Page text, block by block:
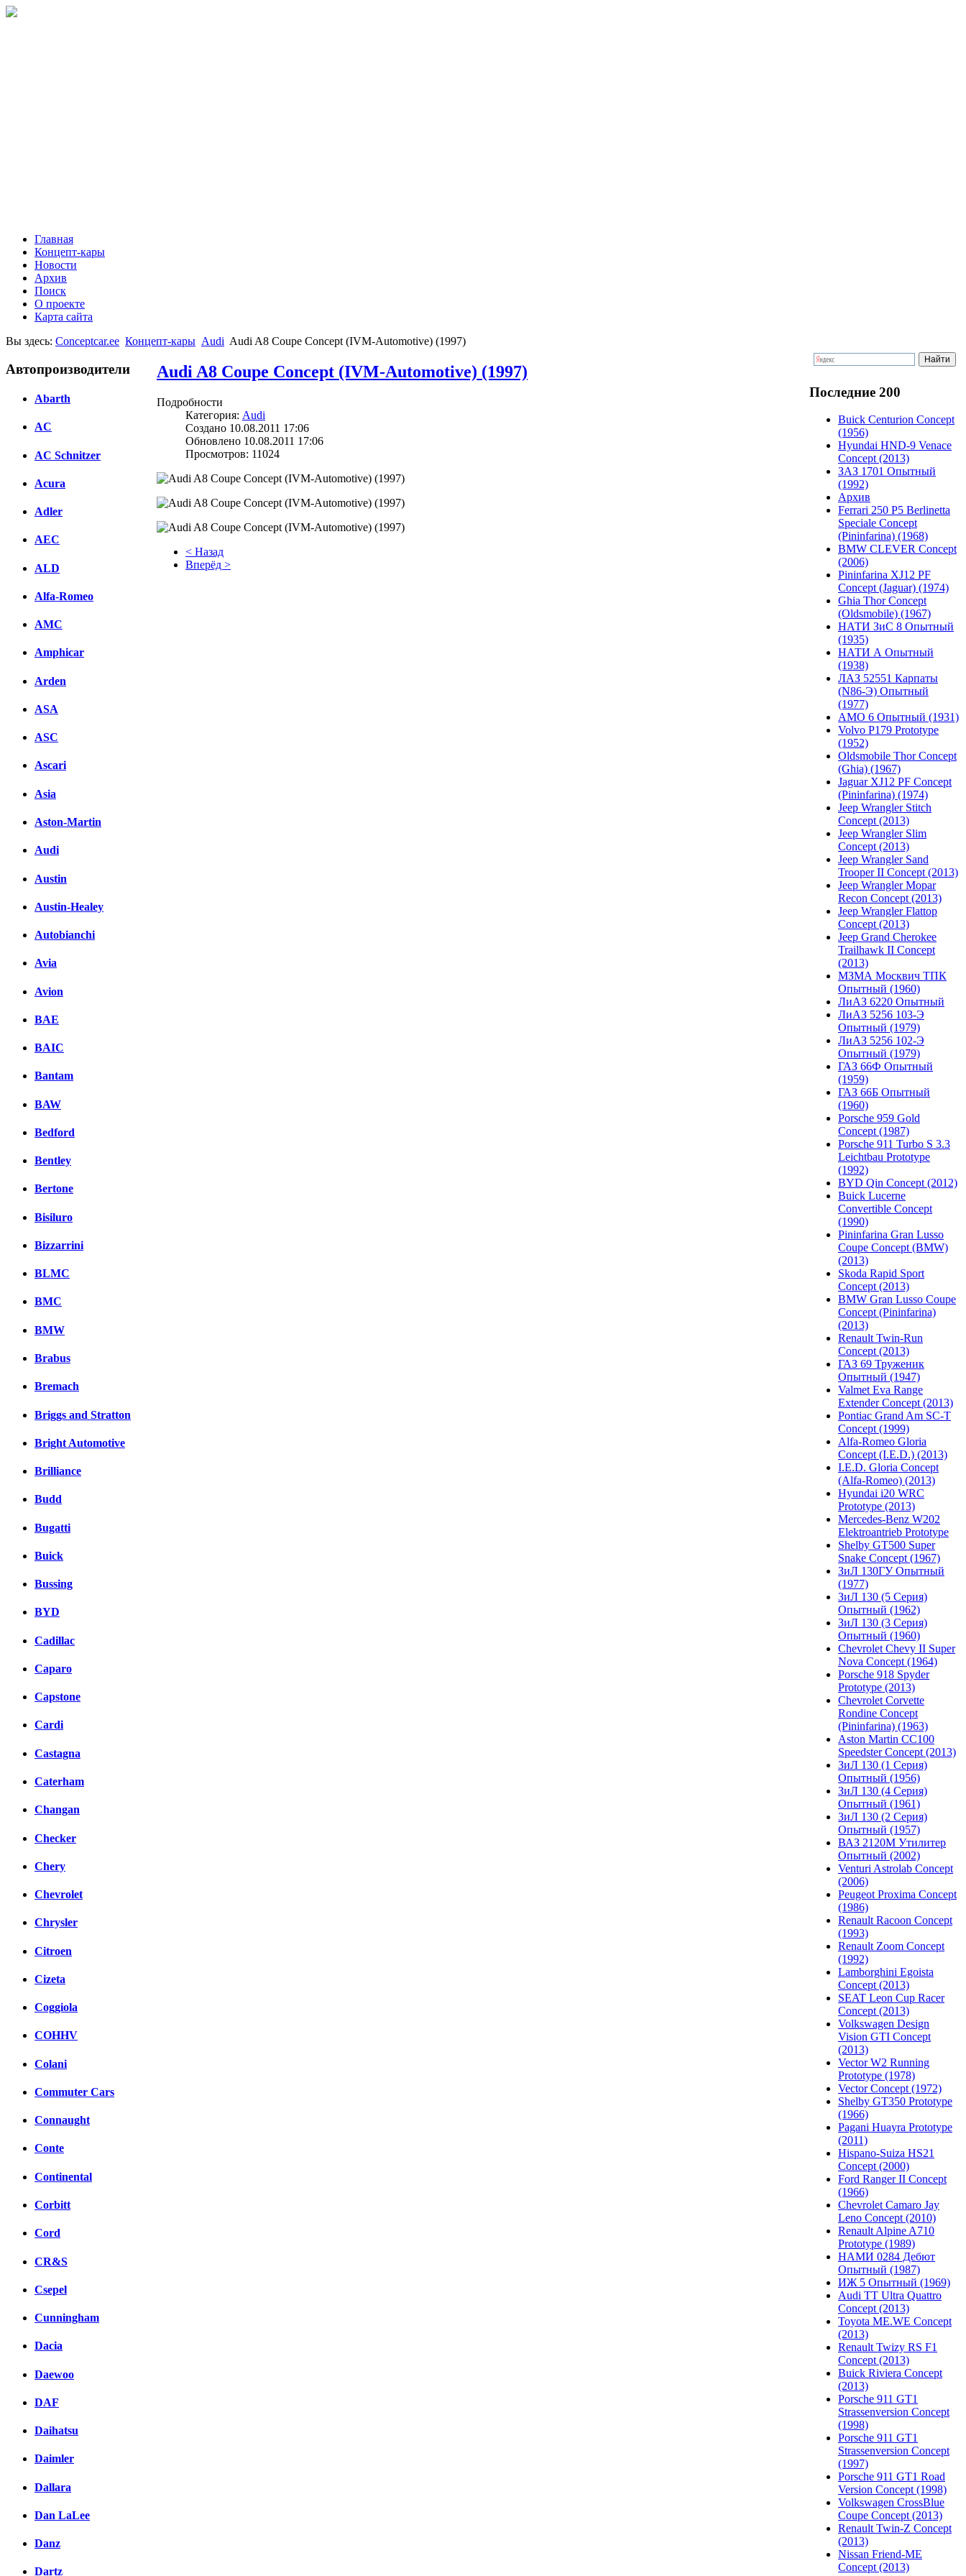
Главная
Концепт-кары
Новости
Архив
Поиск
О проекте
Карта сайта
Вы здесь: Conceptcar.ee Концепт-кары Audi Audi A8 Coupe Concept (IVM-Automotive) (1997)
Автопроизводители
Abarth
AC
AC Schnitzer
Acura
Adler
AEC
ALD
Alfa-Romeo
AMC
Amphicar
Arden
ASA
ASC
Ascari
Asia
Aston-Martin
Audi
Austin
Austin-Healey
Autobianchi
Avia
Avion
BAE
BAIC
Bantam
BAW
Bedford
Bentley
Bertone
Bisiluro
Bizzarrini
BLMC
BMC
BMW
Brabus
Bremach
Briggs and Stratton
Bright Automotive
Brilliance
Budd
Bugatti
Buick
Bussing
BYD
Cadillac
Caparo
Capstone
Cardi
Castagna
Caterham
Changan
Checker
Chery
Chevrolet
Chrysler
Citroen
Cizeta
Coggiola
COHHV
Colani
Commuter Cars
Connaught
Conte
Continental
Corbitt
Cord
CR&S
Csepel
Cunningham
Dacia
Daewoo
DAF
Daihatsu
Daimler
Dallara
Dan LaLee
Danz
Dartz
Audi A8 Coupe Concept (IVM-Automotive) (1997)
Подробности
Категория: Audi
Создано 10.08.2011 17:06
Обновлено 10.08.2011 17:06
Просмотров: 11024
< Назад
Вперёд >
Последние 200
Buick Centurion Concept
(1956)
Hyundai HND-9 Venace
Concept (2013)
ЗАЗ 1701 Опытный
(1992)
Архив
Ferrari 250 P5 Berlinetta
Speciale Concept
(Pininfarina) (1968)
BMW CLEVER Concept
(2006)
Pininfarina XJ12 PF
Concept (Jaguar) (1974)
Ghia Thor Concept
(Oldsmobile) (1967)
НАТИ ЗиС 8 Опытный
(1935)
НАТИ А Опытный
(1938)
ЛАЗ 52551 Карпаты
(N86-Э) Опытный
(1977)
АМО 6 Опытный (1931)
Volvo P179 Prototype
(1952)
Oldsmobile Thor Concept
(Ghia) (1967)
Jaguar XJ12 PF Concept
(Pininfarina) (1974)
Jeep Wrangler Stitch
Concept (2013)
Jeep Wrangler Slim
Concept (2013)
Jeep Wrangler Sand
Trooper II Concept (2013)
Jeep Wrangler Mopar
Recon Concept (2013)
Jeep Wrangler Flattop
Concept (2013)
Jeep Grand Cherokee
Trailhawk II Concept
(2013)
МЗМА Москвич ТПК
Опытный (1960)
ЛиАЗ 6220 Опытный
ЛиАЗ 5256 103-Э
Опытный (1979)
ЛиАЗ 5256 102-Э
Опытный (1979)
ГАЗ 66Ф Опытный
(1959)
ГАЗ 66Б Опытный
(1960)
Porsche 959 Gold
Concept (1987)
Porsche 911 Turbo S 3.3
Leichtbau Prototype
(1992)
BYD Qin Concept (2012)
Buick Lucerne
Convertible Concept
(1990)
Pininfarina Gran Lusso
Coupe Concept (BMW)
(2013)
Skoda Rapid Sport
Concept (2013)
BMW Gran Lusso Coupe
Concept (Pininfarina)
(2013)
Renault Twin-Run
Concept (2013)
ГАЗ 69 Труженик
Опытный (1947)
Valmet Eva Range
Extender Concept (2013)
Pontiac Grand Am SC-T
Concept (1999)
Alfa-Romeo Gloria
Concept (I.E.D.) (2013)
I.E.D. Gloria Concept
(Alfa-Romeo) (2013)
Hyundai i20 WRC
Prototype (2013)
Mercedes-Benz W202
Elektroantrieb Prototype
Shelby GT500 Super
Snake Concept (1967)
ЗиЛ 130ГУ Опытный
(1977)
ЗиЛ 130 (5 Серия)
Опытный (1962)
ЗиЛ 130 (3 Серия)
Опытный (1960)
Chevrolet Chevy II Super
Nova Concept (1964)
Porsche 918 Spyder
Prototype (2013)
Chevrolet Corvette
Rondine Concept
(Pininfarina) (1963)
Aston Martin CC100
Speedster Concept (2013)
ЗиЛ 130 (1 Серия)
Опытный (1956)
ЗиЛ 130 (4 Серия)
Опытный (1961)
ЗиЛ 130 (2 Серия)
Опытный (1957)
ВАЗ 2120М Утилитер
Опытный (2002)
Venturi Astrolab Concept
(2006)
Peugeot Proxima Concept
(1986)
Renault Racoon Concept
(1993)
Renault Zoom Concept
(1992)
Lamborghini Egoista
Concept (2013)
SEAT Leon Cup Racer
Concept (2013)
Volkswagen Design
Vision GTI Concept
(2013)
Vector W2 Running
Prototype (1978)
Vector Concept (1972)
Shelby GT350 Prototype
(1966)
Pagani Huayra Prototype
(2011)
Hispano-Suiza HS21
Concept (2000)
Ford Ranger II Concept
(1966)
Chevrolet Camaro Jay
Leno Concept (2010)
Renault Alpine A710
Prototype (1989)
НАМИ 0284 Дебют
Опытный (1987)
ИЖ 5 Опытный (1969)
Audi TT Ultra Quattro
Concept (2013)
Toyota ME.WE Concept
(2013)
Renault Twizy RS F1
Concept (2013)
Buick Riviera Concept
(2013)
Porsche 911 GT1
Strassenversion Concept
(1998)
Porsche 911 GT1
Strassenversion Concept
(1997)
Porsche 911 GT1 Road
Version Concept (1998)
Volkswagen CrossBlue
Coupe Concept (2013)
Renault Twin-Z Concept
(2013)
Nissan Friend-ME
Concept (2013)